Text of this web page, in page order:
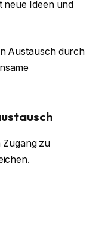
neue Ideen und
Austausch durch
Zugang zu